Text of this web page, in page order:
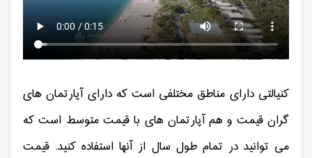
کنیالتی دارای مناطق مختلفی است که دارای آپارتمان های
گران قیمت و هم آپارتمان های با قیمت متوسط است که
می توانید در تمام طول سال از آنها استفاده کنید. قیمت